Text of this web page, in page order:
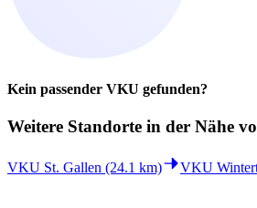
Kein passender VKU gefunden?
Weitere Standorte in der Nähe
VKU St. Gallen (24.1 km) VKU